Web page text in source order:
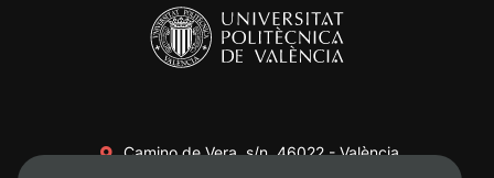
Camino de Vera, s/n. 46022 - València